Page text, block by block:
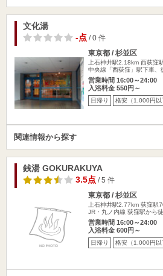
文化湯
-点/ 0 件
東京都 / 杉並区
上石神井駅2.18km 西荻窪
中央線「西荻窪」駅下車、
営業時間 16:00～24:00
入浴料金 550円～
日帰り 格安（1,000円以
関連情報から探す
銭湯 GOKURAKUYA
3.5点/ 5 件
東京都 / 杉並区
上石神井駅2.77km 荻窪駅
JR・丸ノ内線 荻窪駅から
営業時間 16:00～24:00
入浴料金 600円～
日帰り 格安（1,000円以